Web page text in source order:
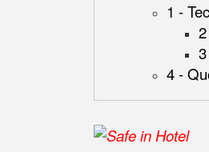
1 -
4 -